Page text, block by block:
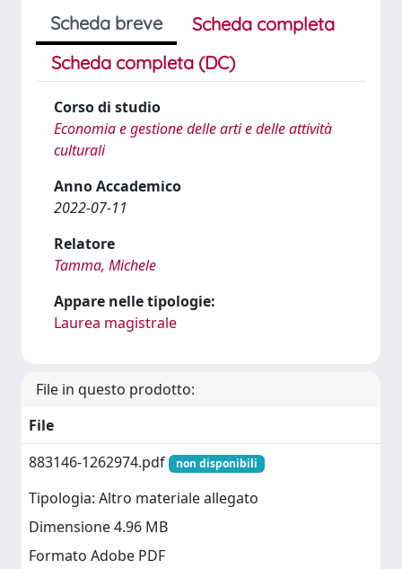
Scheda breve
Scheda completa
Scheda completa (DC)
Corso di studio
Economia e gestione delle arti e delle attività
culturali
Anno Accademico
2022-07-11
Relatore
Tamma, Michele
Appare nelle tipologie:
Laurea magistrale
File in questo prodotto:
File
883146-1262974.pdf
non disponibili
Tipologia: Altro materiale allegato
Dimensione 4.96 MB
Formato Adobe PDF